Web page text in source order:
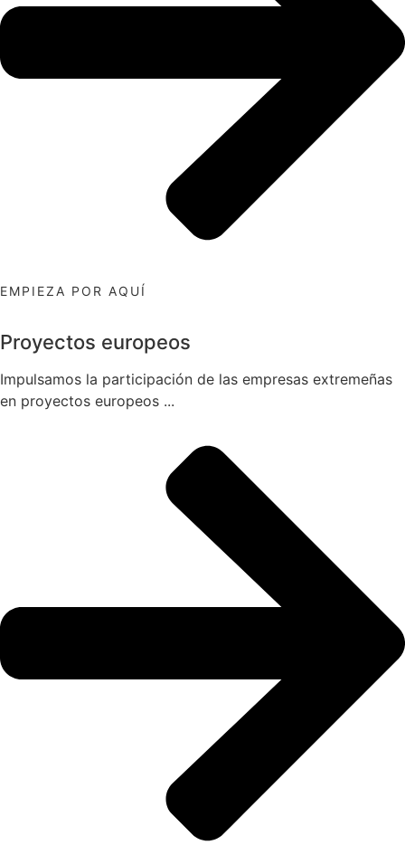
EMPIEZA POR AQUÍ
Proyectos europeos
Impulsamos la participación de las empresas extremeñas
en proyectos europeos ...